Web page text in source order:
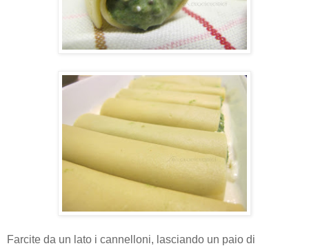
Farcite da un lato i cannelloni, lasciando un paio di